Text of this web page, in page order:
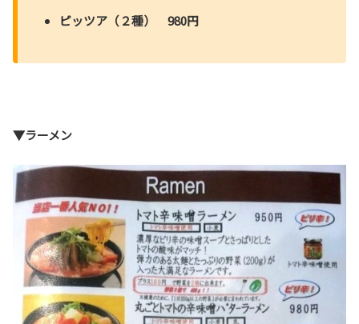
ピッツア（２種） 980円
▼ラーメン